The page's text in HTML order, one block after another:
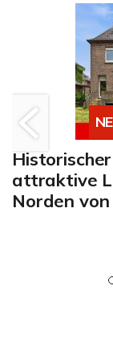
attraktive
Norden